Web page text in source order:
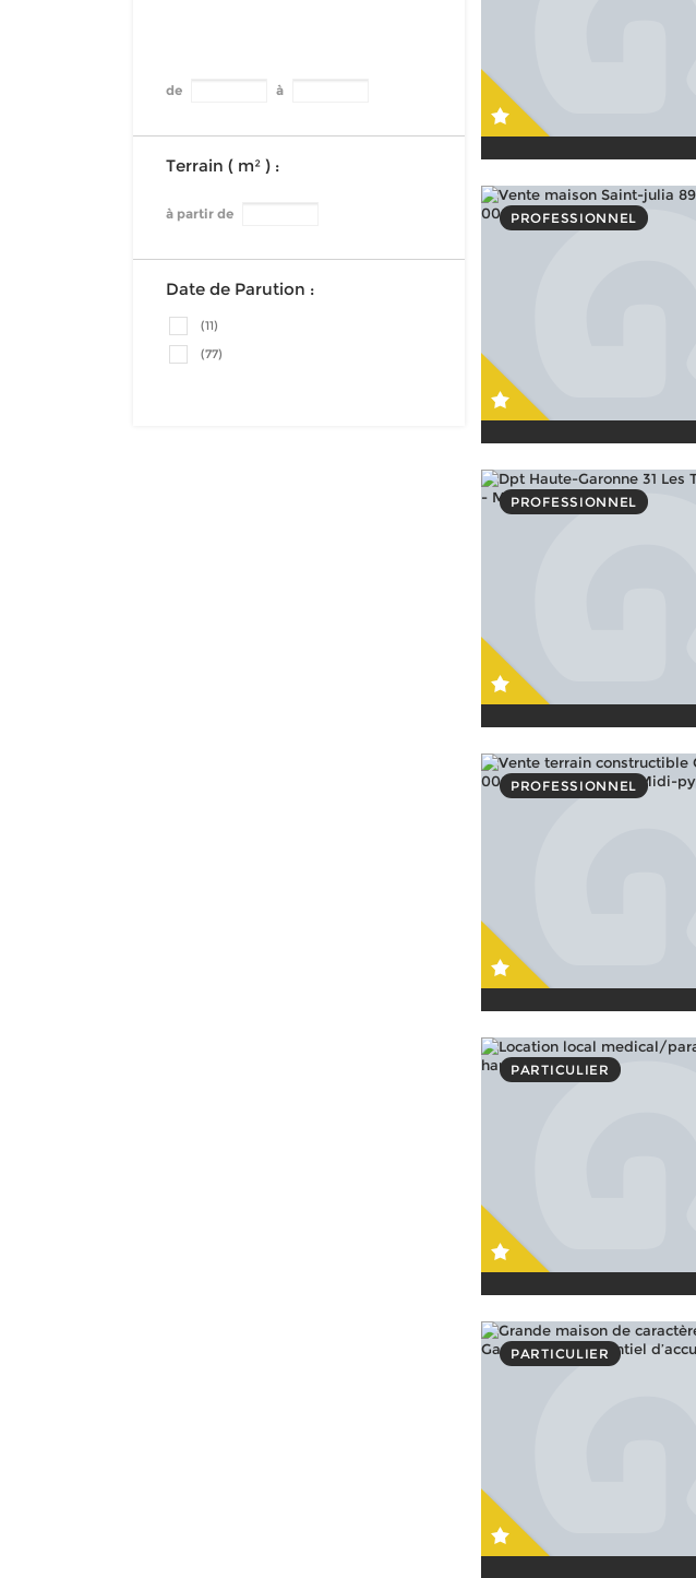
de à
Terrain ( m² ) :
à partir de
Date de Parution :
(11)
(77)
PROFESSIONNEL
PROFESSIONNEL
PROFESSIONNEL
PARTICULIER
PARTICULIER